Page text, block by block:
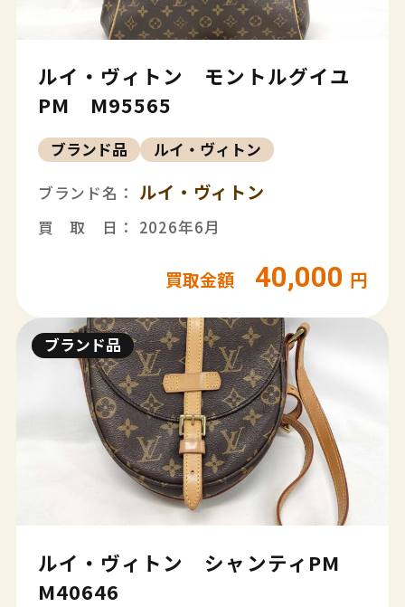
ルイ・ヴィトン モントルグイユ
PM M95565
ブランド品 ルイ・ヴィトン
ブランド名： ルイ・ヴィトン
買 取 日： 2026年6月
買取金額 40,000 円
ブランド品
ルイ・ヴィトン シャンティPM
M40646